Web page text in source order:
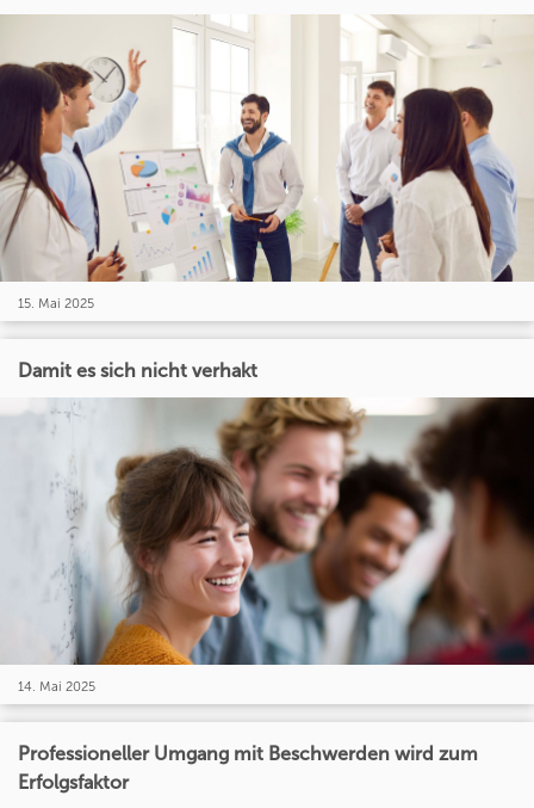
15. Mai 2025
Damit es sich nicht verhakt
14. Mai 2025
Professioneller Umgang mit Beschwerden wird zum
Erfolgsfaktor